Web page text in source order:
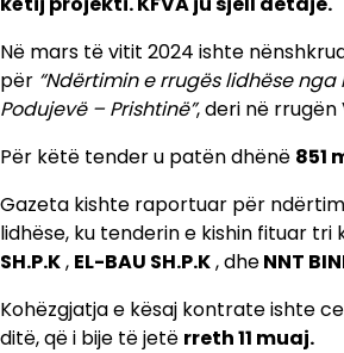
Në mars të vitit 2024 ishte
për “Ndërtimin e rrugës lidhëse
Podujevë – Prishtinë”, deri në rrugën
Për këtë tender u patën dhënë 851
Gazeta kishte raportuar për
lidhëse, ku tenderin e kishin fituar tri
SH.P.K, EL-BAU SH.P.K, dheNNT
Kohëzgjatja e kësaj kontrate ishte
ditë, që i bije të jetë rreth 11 muaj.